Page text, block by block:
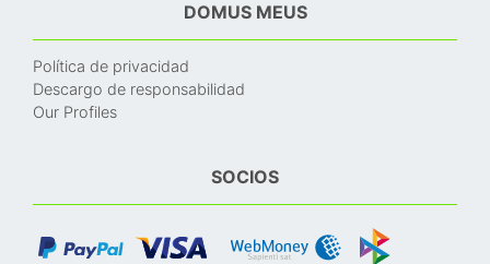
DOMUS MEUS
Política de privacidad
Descargo de responsabilidad
Our Profiles
SOCIOS